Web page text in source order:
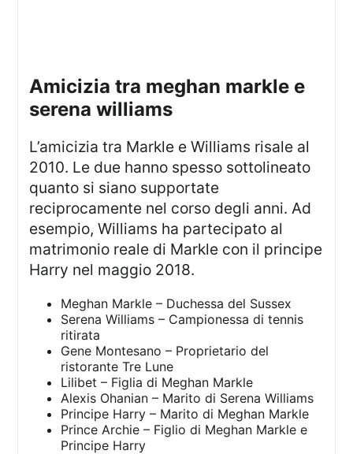
amicizia tra meghan markle e
serena williams
L’amicizia tra Markle e Williams risale al
2010. Le due hanno spesso sottolineato
quanto si siano supportate
reciprocamente nel corso degli anni. Ad
esempio, Williams ha partecipato al
matrimonio reale di Markle con il principe
Harry nel maggio 2018.
Meghan Markle – Duchessa del Sussex
Serena Williams – Campionessa di tennis
ritirata
Gene Montesano – Proprietario del
ristorante Tre Lune
Lilibet – Figlia di Meghan Markle
Alexis Ohanian – Marito di Serena Williams
Principe Harry – Marito di Meghan Markle
Prince Archie – Figlio di Meghan Markle e
Principe Harry